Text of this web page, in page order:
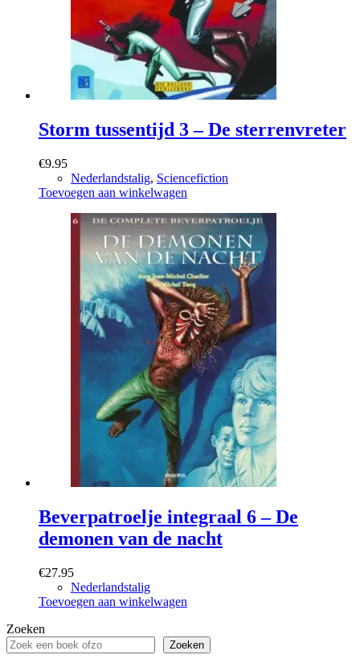
Storm tussentijd 3 – De sterrenvreter
€9.95
Nederlandstalig, Sciencefiction
Toevoegen aan winkelwagen
Beverpatroelje integraal 6 – De
demonen van de nacht
€27.95
Nederlandstalig
Toevoegen aan winkelwagen
Zoeken
Zoeken